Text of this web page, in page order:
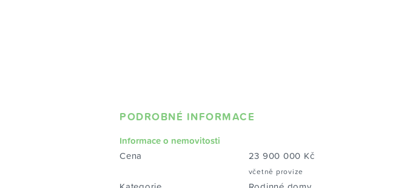
PODROBNÉ INFORMACE
Informace o nemovitosti
Cena
23 900 000 Kč
včetně provize